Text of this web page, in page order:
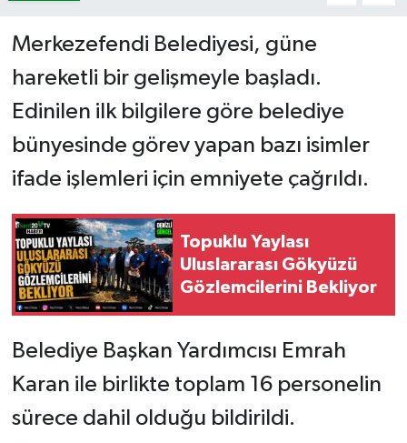
Merkezefendi Belediyesi, güne
hareketli bir gelişmeyle başladı.
Edinilen ilk bilgilere göre belediye
bünyesinde görev yapan bazı isimler
ifade işlemleri için emniyete çağrıldı.
Topuklu Yaylası
Uluslararası Gökyüzü
Gözlemcilerini Bekliyor
Belediye Başkan Yardımcısı Emrah
Karan ile birlikte toplam 16 personelin
sürece dahil olduğu bildirildi.